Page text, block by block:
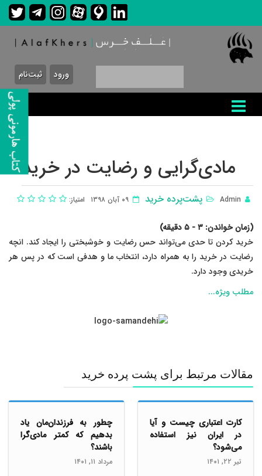
ورود ثبت‌نام
مادی‌گرایی و رضایت در خرید
Admin پشت‌پرده خرید ۰٩ آبان ١٣٩٨ امتیاز:
(زمان خواندن: ٣ - ۵ دقیقه)
خرید کردن تا حدی می‌تواند حس رضایت و خوشبختی را ایجاد کند. انچه
رضایت در خرید را به همراه دارد، انتخاب ما و هدفی است که در پس هر
خریدی وجود دارد.
مطلب ویژه...
مقالات مرتبط برای پشت پرده خرید
چطور به فرزندان‌مان یاد
بدهیم که کمتر مادی‌گرا
باشند؟
مرداد ١١, ١۴۰١
کارت اعتباری چیست و آیا
در ایران نیز استفاده
می‌شود؟
تیر ٢٢, ١۴۰١